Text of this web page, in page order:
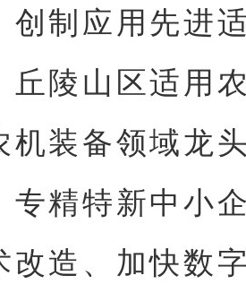
创制应用先进
丘陵山区适用
机装备领域龙
专精特新中小
改造、加快数